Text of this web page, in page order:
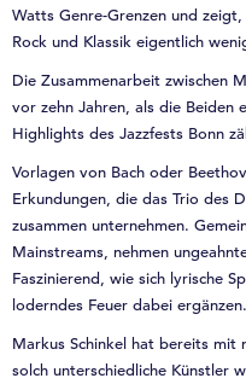
Watts Genre-Grenzen und
Rock und Klassik eigentlich
Die Zusammenarbeit zwischen
vor zehn Jahren, als die
Highlights des Jazzfests Bonn
Vorlagen von Bach oder
Erkundungen, die das Trio des
zusammen unternehmen.
Mainstreams, nehmen
Faszinierend, wie sich lyrische
loderndes Feuer dabei ergänzen.
Markus Schinkel hat bereits mit
solch unterschiedliche Künstler